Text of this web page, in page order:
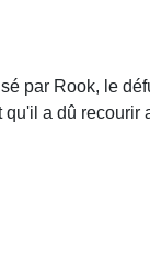
par Rook, le
a dû